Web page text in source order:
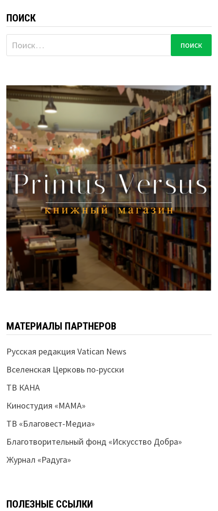
ПОИСК
Найти:
МАТЕРИАЛЫ ПАРТНЕРОВ
Русская редакция Vatican News
Вселенская Церковь по-русски
ТВ КАНА
Киностудия «МАМА»
ТВ «Благовест-Медиа»
Благотворительный фонд «Искусство Добра»
Журнал «Радуга»
ПОЛЕЗНЫЕ ССЫЛКИ